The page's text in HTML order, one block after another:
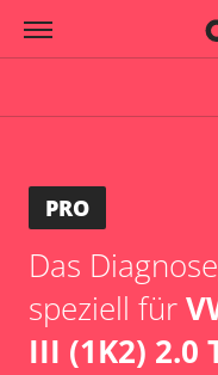
PRO
Das
speziell für
III (1K2) 2.0